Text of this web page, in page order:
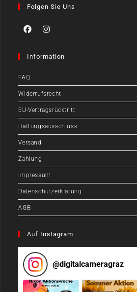
Folgen Sie Uns
Information
FAQ
Widerrufsrecht
EU-Vertragsrücktritt
Haftungsausschluss
Versand
Zahlung
Impressum
Datenschutzerklärung
AGB
Auf Instagram
@digitalcameragraz